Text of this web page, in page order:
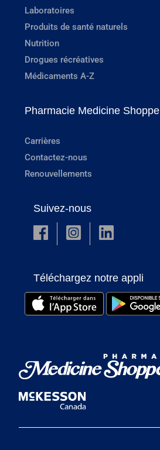
Laboratoires
Produits de santé naturels
Nutrition
Drogues récréatives
Médicaments A-Z
Pharmacie Medicine Shoppe
Carrières
Contactez-nous
Renouvellements
Suivez-nous
Téléchargez notre appli